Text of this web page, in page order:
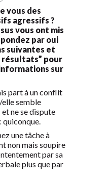
vous des
agressifs ?
vous ont mis
par oui
suivantes et
résultats” pour
sur
part à un conflit
semble
ne se dispute
quiconque.
une tâche à
non mais soupire
par sa
plus que par